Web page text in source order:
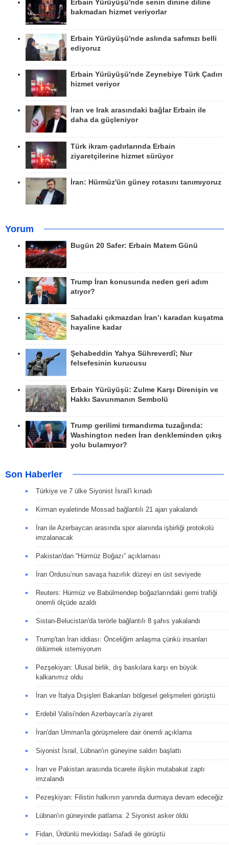
Erbain Yürüyüşü'nde senin dinine diline
bakmadan hizmet veriyorlar
Erbain Yürüyüşü'nde aslında safımızı belli
ediyoruz
Erbain Yürüyüşü'nde Zeynebiye Türk Çadırı
hizmet veriyor
İran ve Irak arasındaki bağlar Erbain ile
daha da güçleniyor
Türk ikram çadırlarında Erbain
ziyaretçilerine hizmet sürüyor
İran: Hürmüz'ün güney rotasını tanımıyoruz
Yorum
Bugün 20 Safer: Erbain Matem Günü
Trump İran konusunda neden geri adım
atıyor?
Sahadaki çıkmazdan İran’ı karadan kuşatma
hayaline kadar
Şehabeddin Yahya Sühreverdî; Nur
felsefesinin kurucusu
Erbain Yürüyüşü: Zulme Karşı Direnişin ve
Hakkı Savunmanın Sembolü
Trump gerilimi tırmandırma tuzağında:
Washington neden İran denkleminden çıkış
yolu bulamıyor?
Son Haberler
Türkiye ve 7 ülke Siyonist İsrail'i kınadı
Kirman eyaletinde Mossad bağlantılı 21 ajan yakalandı
İran ile Azerbaycan arasında spor alanında işbirliği protokolü
imzalanacak
Pakistan'dan “Hürmüz Boğazı” açıklaması
İran Ordusu’nun savaşa hazırlık düzeyi en üst seviyede
Reuters: Hürmüz ve Babülmendep boğazlarındaki gemi trafiği
önemli ölçüde azaldı
Sistan-Belucistan'da terörle bağlantılı 8 şahıs yakalandı
Trump'tan İran iddiası: Önceliğim anlaşma çünkü insanları
öldürmek istemiyorum
Pezşekiyan: Ulusal birlik, dış baskılara karşı en büyük
kalkanımız oldu
İran ve İtalya Dışişleri Bakanları bölgesel gelişmeleri görüştü
Erdebil Valisi'nden Azerbaycan'a ziyaret
İran'dan Umman'la görüşmelere dair önemli açıklama
Siyonist İsrail, Lübnan'ın güneyine saldırı başlattı
İran ve Pakistan arasında ticarete ilişkin mutabakat zaptı
imzalandı
Pezeşkiyan: Filistin halkının yanında durmaya devam edeceğiz
Lübnan'ın güneyinde patlama: 2 Siyonist asker öldü
Fidan, Ürdünlü mevkidaşı Safadi ile görüştü